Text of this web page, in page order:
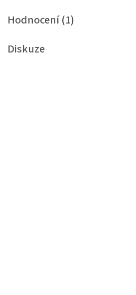
Hodnocení (1)
Diskuze